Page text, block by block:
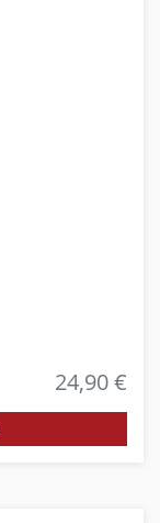
24,90 €